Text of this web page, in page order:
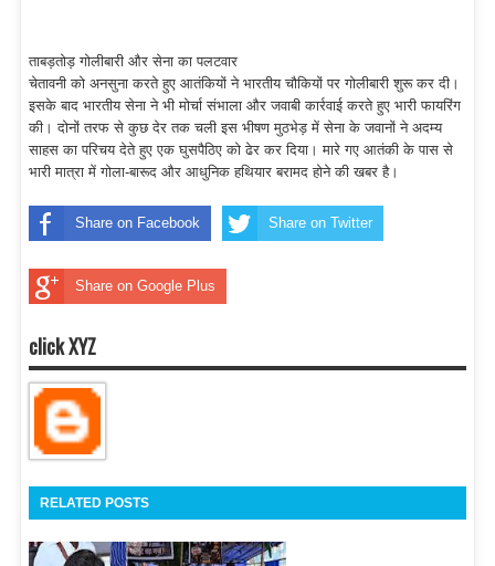
ताबड़तोड़ गोलीबारी और सेना का पलटवार
चेतावनी को अनसुना करते हुए आतंकियों ने भारतीय चौकियों पर गोलीबारी शुरू कर दी।
इसके बाद भारतीय सेना ने भी मोर्चा संभाला और जवाबी कार्रवाई करते हुए भारी फायरिंग
की। दोनों तरफ से कुछ देर तक चली इस भीषण मुठभेड़ में सेना के जवानों ने अदम्य
साहस का परिचय देते हुए एक घुसपैठिए को ढेर कर दिया। मारे गए आतंकी के पास से
भारी मात्रा में गोला-बारूद और आधुनिक हथियार बरामद होने की खबर है।
Share on Facebook Share on Twitter
Share on Google Plus
click XYZ
RELATED POSTS